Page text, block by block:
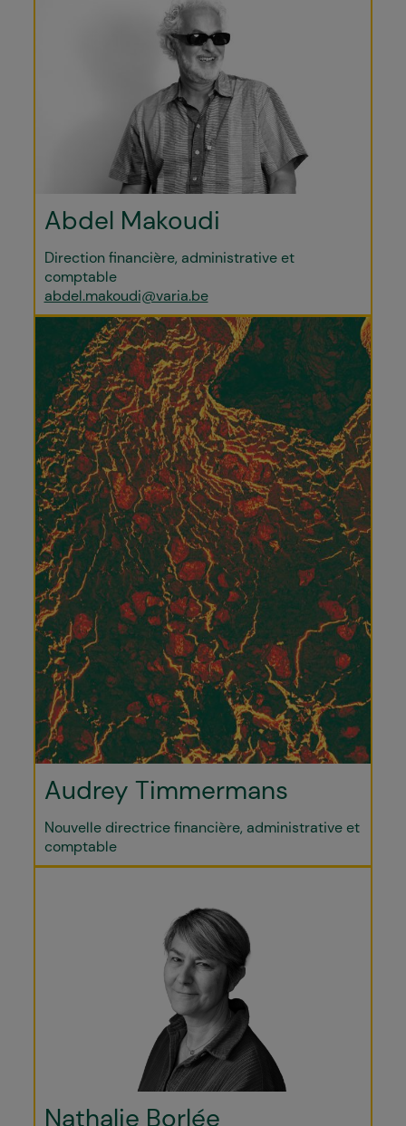
Abdel Makoudi
Direction financière, administrative et
comptable
abdel.makoudi@varia.be
Audrey Timmermans
Nouvelle directrice financière, administrative et
comptable
Nathalie Borlée